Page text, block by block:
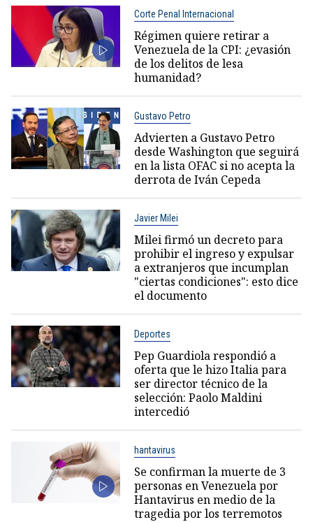
Corte Penal Internacional
Régimen quiere retirar a
Venezuela de la CPI: ¿evasión
de los delitos de lesa
humanidad?
Gustavo Petro
Advierten a Gustavo Petro
desde Washington que seguirá
en la lista OFAC si no acepta la
derrota de Iván Cepeda
Javier Milei
Milei firmó un decreto para
prohibir el ingreso y expulsar
a extranjeros que incumplan
"ciertas condiciones": esto dice
el documento
Deportes
Pep Guardiola respondió a
oferta que le hizo Italia para
ser director técnico de la
selección: Paolo Maldini
intercedió
hantavirus
Se confirman la muerte de 3
personas en Venezuela por
Hantavirus en medio de la
tragedia por los terremotos